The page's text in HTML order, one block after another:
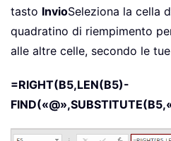
tasto InvioSeleziona la cella
quadratino di riempimento
alle altre celle, secondo le
=RIGHT(B5,LEN(B5)-